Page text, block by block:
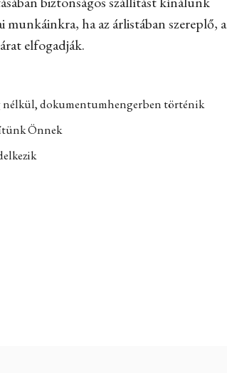
ha az árlistában szereplő, a
elfogadják.
nélkül, dokumentumhengerben történik
Önnek